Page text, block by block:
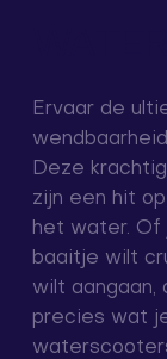
Ervaar de
Deze
zijn een hit
het water. Of
baaitje wilt
wilt aangaan,
precies wat